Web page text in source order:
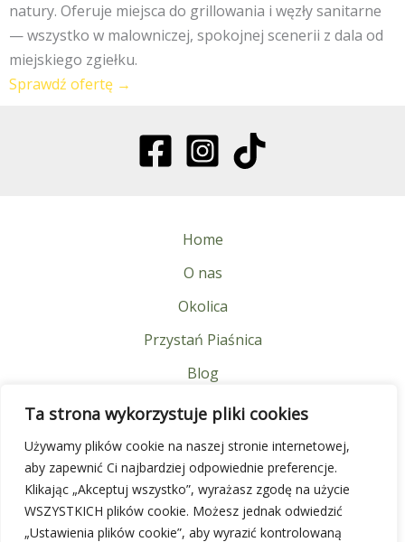
Ta strona wykorzystuje pliki cookies
Używamy plików cookie na naszej stronie internetowej,
aby zapewnić Ci najbardziej odpowiednie preferencje.
Klikając „Akceptuj wszystko”, wyrażasz zgodę na użycie
WSZYSTKICH plików cookie. Możesz jednak odwiedzić
„Ustawienia plików cookie”, aby wyrazić kontrolowaną
natury. Oferuje miejsca do grillowania i węzły sanitarne
— wszystko w malowniczej, spokojnej scenerii z dala od
miejskiego zgiełku.
Sprawdź ofertę →
Home
O nas
Okolica
Przystań Piaśnica
Blog
FAQ
Kontakt
Znajdź nas